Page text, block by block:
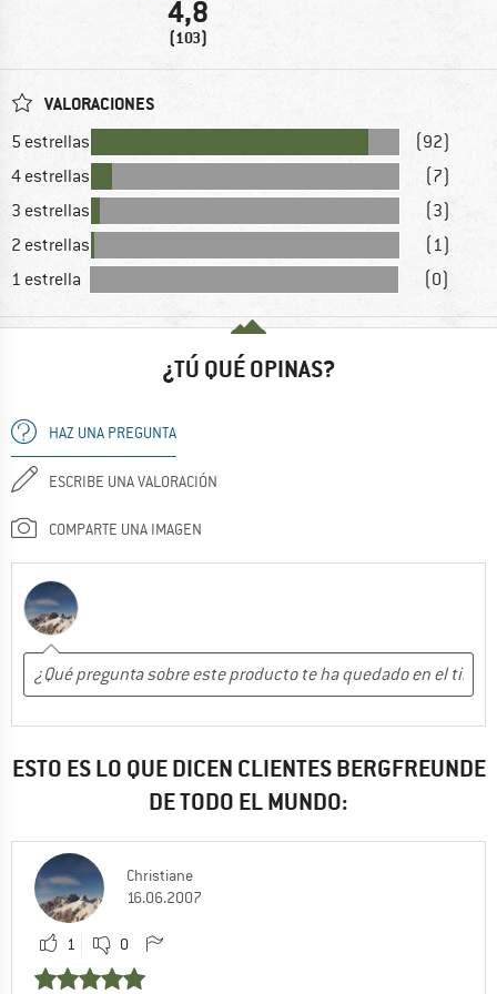
4,8
(103)
VALORACIONES
5 estrellas
(92)
4 estrellas
(7)
3 estrellas
(3)
2 estrellas
(1)
1 estrella
(0)
¿TÚ QUÉ OPINAS?
HAZ UNA PREGUNTA
ESCRIBE UNA VALORACIÓN
COMPARTE UNA IMAGEN
ESTO ES LO QUE DICEN CLIENTES BERGFREUNDE
DE TODO EL MUNDO:
Christiane
16.06.2007
1 0